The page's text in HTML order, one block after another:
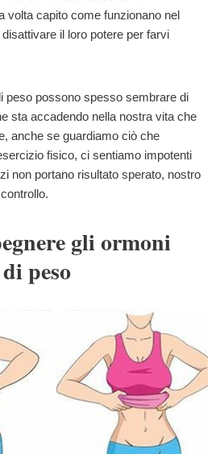
volta capito come funzionano nel
il loro potere per farvi
peso possono spesso sembrare di
sta accadendo nella nostra vita che
anche se guardiamo ciò che
fisico, ci sentiamo impotenti
non portano risultato sperato, nostro
gli ormoni
peso